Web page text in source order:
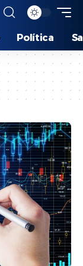
Política